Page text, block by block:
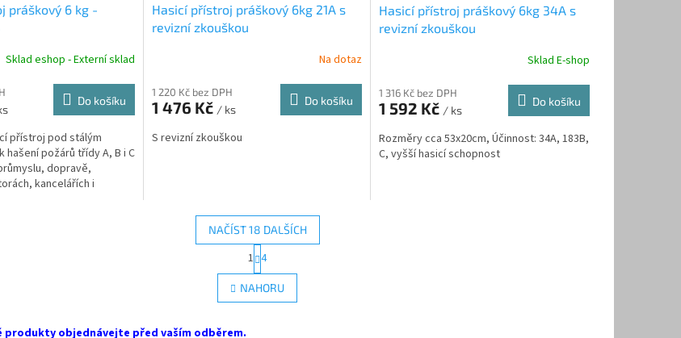
práškový 6 kg -
Sklad eshop - Externí sklad
Do košíku
přístroj pod stálým
hašení požárů třídy A, B i C
dopravě,
kancelářích i
Hasicí přístroj práškový 6kg 21A s
revizní zkouškou
Na dotaz
1 220 Kč bez DPH
1 476 Kč / ks
Do košíku
S revizní zkouškou
Hasicí přístroj práškový 6kg 34A s
revizní zkouškou
Sklad E-shop
1 316 Kč bez DPH
1 592 Kč / ks
Do košíku
Rozměry cca 53x20cm, Účinnost: 34A, 183B,
C, vyšší hasicí schopnost
O
v
l
NAČÍST 18 DALŠÍCH
S
t
r
á
n
1 4
NAHORU
produkty objednávejte před vaším odběrem.